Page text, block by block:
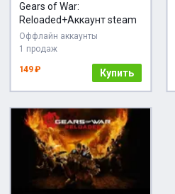
Gears of War:
Reloaded+Аккаунт steam
Оффлайн аккаунты
1 продаж
149 ₽ Купить